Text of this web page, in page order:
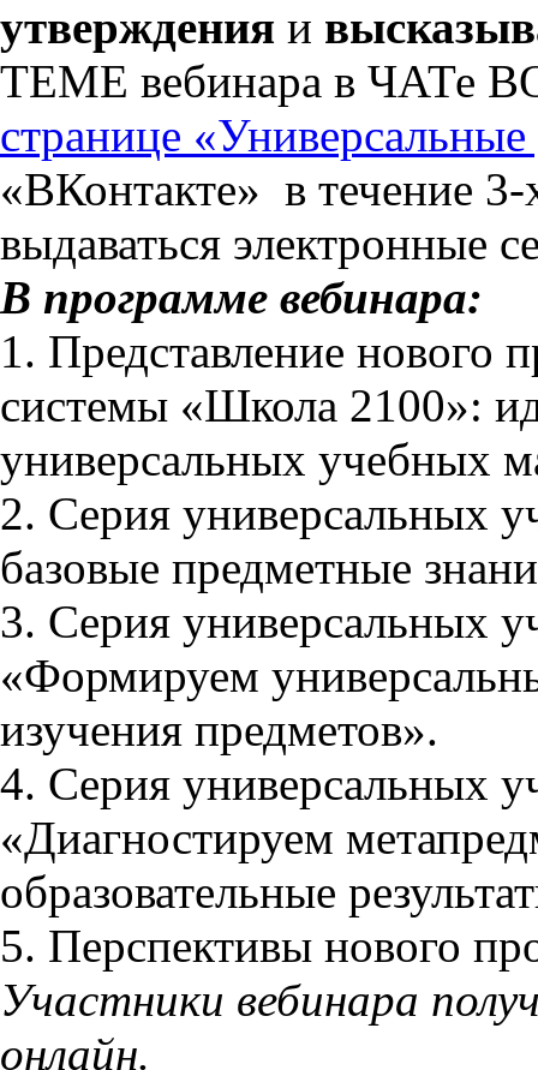
утверждения и
ТЕМЕ вебинара в ЧАТе
странице
«ВКонтакте» в течение
выдаваться электронные
В программе вебинара:
1. Представление нового
системы «Школа 2100»:
универсальных учебных
2. Серия универсальных
базовые предметные
3. Серия универсальных
«Формируем
изучения предметов».
4. Серия универсальных
«Диагностируем
образовательные
5. Перспективы нового
Участники вебинара
онлайн.